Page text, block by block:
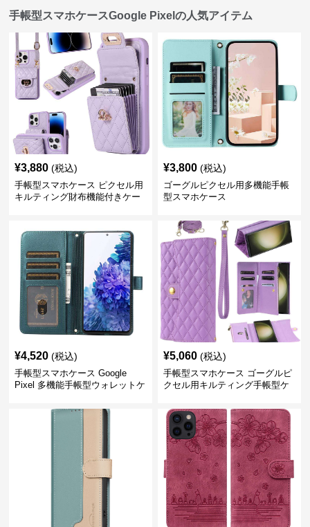
手帳型スマホケースGoogle Pixelの人気アイテム
¥3,880 (税込)
手帳型スマホケース ピクセル用
キルティング財布機能付きケー
¥3,800 (税込)
ゴーグルピクセル用多機能手帳
型スマホケース
¥4,520 (税込)
手帳型スマホケース Google
Pixel 多機能手帳型ウォレットケ
¥5,060 (税込)
手帳型スマホケース ゴーグルピ
クセル用キルティング手帳型ケ